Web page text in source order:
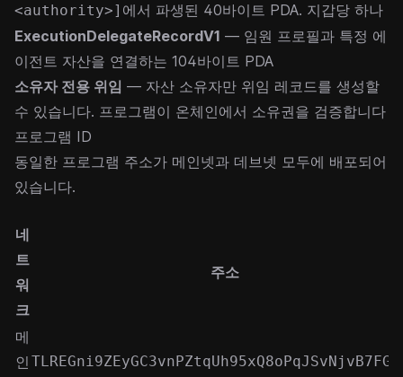
<authority>] 에서 파생된 40바이트 PDA. 지갑당 하나
ExecutionDelegateRecordV1 — 임원 프로필과 특정 에
이전트 자산을 연결하는 104바이트 PDA
소유자 전용 위임 — 자산 소유자만 위임 레코드를 생성할
수 있습니다. 프로그램이 온체인에서 소유권을 검증합니다
프로그램 ID
동일한 프로그램 주소가 메인넷과 데브넷 모두에 배포되어
있습니다.
네
트
워
크
주소
메
인